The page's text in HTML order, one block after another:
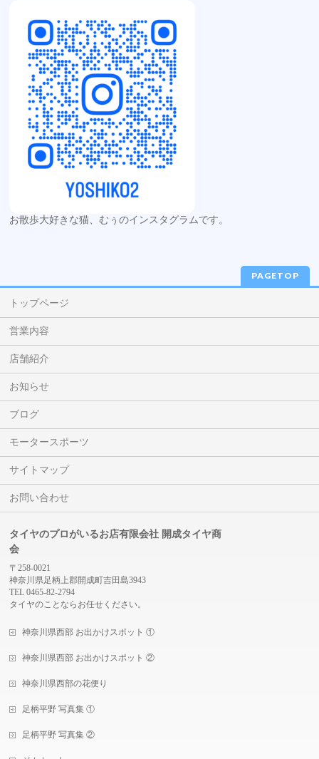
お散歩大好きな猫、むぅのインスタグラムです。
PAGETOP
トップページ
営業内容
店舗紹介
お知らせ
ブログ
モータースポーツ
サイトマップ
お問い合わせ
タイヤのプロがいるお店有限会社 開成タイヤ商
会
〒258-0021
神奈川県足柄上郡開成町吉田島3943
TEL 0465-82-2794
タイヤのことならお任せください。
神奈川県西部 お出かけスポット ①
神奈川県西部 お出かけスポット ②
神奈川県西部の花便り
足柄平野 写真集 ①
足柄平野 写真集 ②